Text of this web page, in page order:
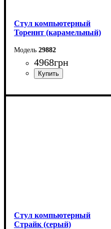
Стул компьютерный
Тореннт (карамельный)
29882
4968грн
Стул компьютерный
Страйк (серый)